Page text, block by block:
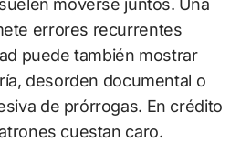
moverse juntos. Una
errores recurrentes
puede también mostrar
desorden documental o
de prórrogas. En crédito
cuestan caro.